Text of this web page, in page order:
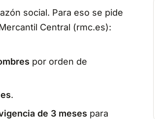
social. Para eso se pide
Central (rmc.es):
por orden de
.
de 3 meses para